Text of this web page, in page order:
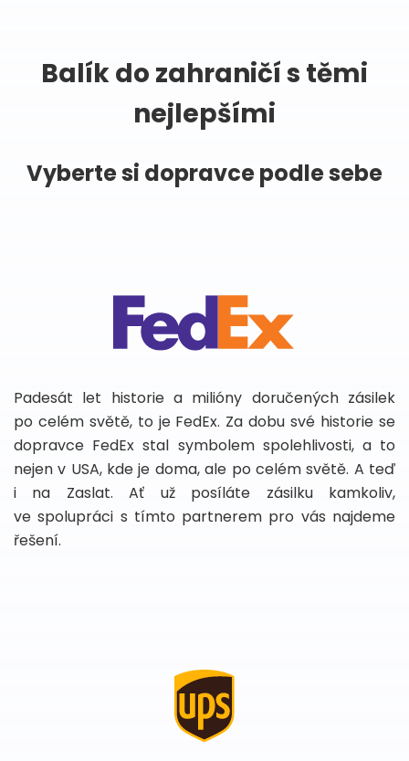
Balík do zahraničí s těmi
nejlepšími
Vyberte si dopravce podle sebe
Padesát let historie a milióny doručených zásilek
po celém světě, to je FedEx. Za dobu své historie se
dopravce FedEx stal symbolem spolehlivosti, a to
nejen v USA, kde je doma, ale po celém světě. A teď
i na Zaslat. Ať už posíláte zásilku kamkoliv,
ve spolupráci s tímto partnerem pro vás najdeme
řešení.